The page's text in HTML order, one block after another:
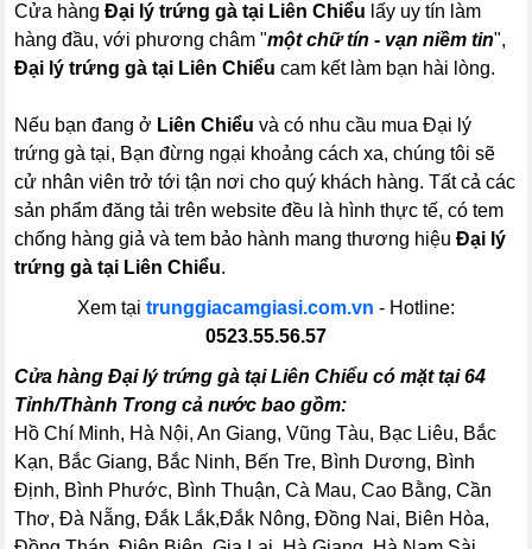
Cửa hàngĐại lý trứng gà tại Liên Chiểu lấy uy tín làm
hàng đầu, với phương châm "một chữ tín - vạn niềm tin",
Đại lý trứng gà tại Liên Chiểu cam kết làm bạn hài lòng.
Nếu bạn đang ở Liên Chiểu và có nhu cầu mua Đại lý
trứng gà tại, Bạn đừng ngại khoảng cách xa, chúng tôi sẽ
cử nhân viên trở tới tận nơi cho quý khách hàng. Tất cả các
sản phẩm đăng tải trên website đều là hình thực tế, có tem
chống hàng giả và tem bảo hành mang thương hiệuĐại lý
trứng gà tại Liên Chiểu.
Xem tại trunggiacamgiasi.com.vn - Hotline:
0523.55.56.57
Cửa hàng Đại lý trứng gà tại Liên Chiểu có mặt tại 64
Tỉnh/Thành Trong cả nước bao gồm:
Hồ Chí Minh, Hà Nội, An Giang, Vũng Tàu, Bạc Liêu, Bắc
Kạn, Bắc Giang, Bắc Ninh, Bến Tre, Bình Dương, Bình
Định, Bình Phước, Bình Thuận, Cà Mau, Cao Bằng, Cần
Thơ, Đà Nẵng, Đắk Lắk,Đắk Nông, Đồng Nai, Biên Hòa,